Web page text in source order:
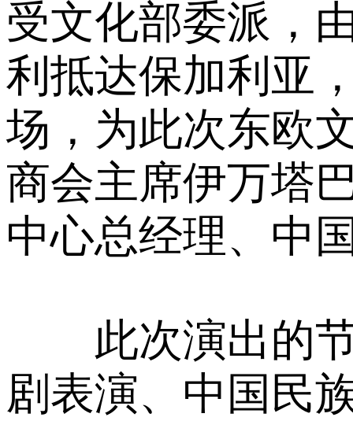
受文化部委派，
利抵达保加利亚
场，为此次东欧
商会主席伊万塔
中心总经理、中
此次演出的节
剧表演、中国民